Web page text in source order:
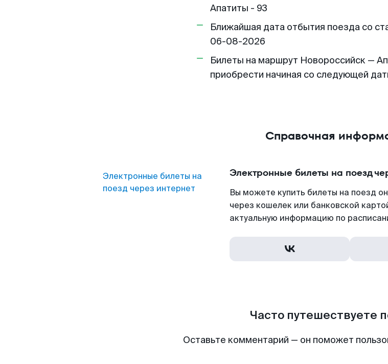
Апатиты - 93
Ближайшая дата отбытия поезда со
06-08-2026
Билеты на маршрут Новороссийск —
приобрести начиная со следующей
Справочная
Электронные билеты на
поезд через интернет
Электронные билеты на поезд
Вы можете купить билеты на поезд
через кошелек или банковской
актуальную информацию по
Часто путешествуете
Оставьте комментарий — он поможет